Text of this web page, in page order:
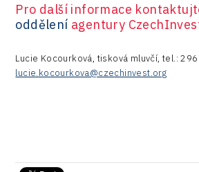
Pro další informace
oddělení agentury
Lucie Kocourková, tisková mluvčí, tel.:
lucie.kocourkova@czechinvest.org